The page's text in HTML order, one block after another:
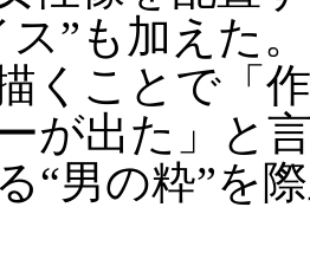
ス”も加えた
くことで「
が出た」と
“男の粋”を